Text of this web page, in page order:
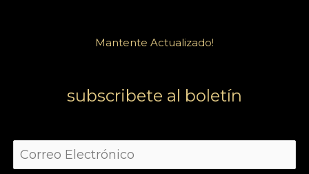
Mantente Actualizado!
subscribete al boletín